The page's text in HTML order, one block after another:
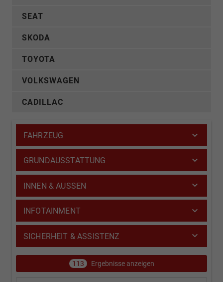
SEAT
SKODA
TOYOTA
VOLKSWAGEN
CADILLAC
FAHRZEUG
GRUNDAUSSTATTUNG
INNEN & AUSSEN
INFOTAINMENT
SICHERHEIT & ASSISTENZ
113 Ergebnisse anzeigen